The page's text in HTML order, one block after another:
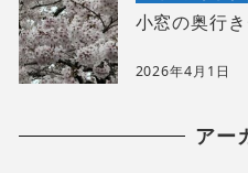
小窓の奥行
2026年4月1日
アー